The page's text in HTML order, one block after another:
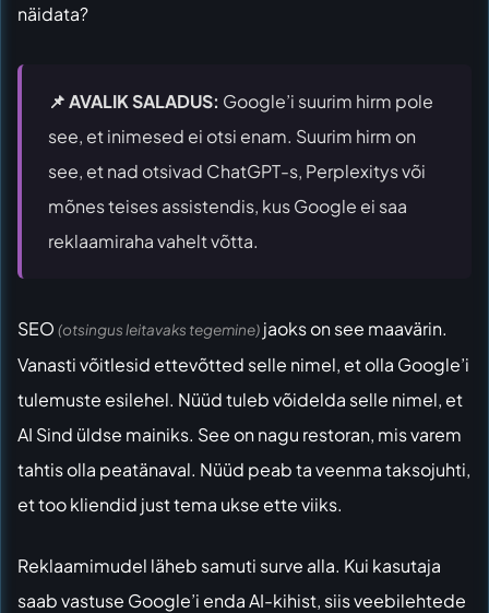
näidata?
📌 AVALIK SALADUS: Google’i suurim hirm pole
see, et inimesed ei otsi enam. Suurim hirm on
see, et nad otsivad ChatGPT-s, Perplexitys või
mõnes teises assistendis, kus Google ei saa
reklaamiraha vahelt võtta.
SEO (otsingus leitavaks tegemine) jaoks on see maavärin.
Vanasti võitlesid ettevõtted selle nimel, et olla Google’i
tulemuste esilehel. Nüüd tuleb võidelda selle nimel, et
AI Sind üldse mainiks. See on nagu restoran, mis varem
tahtis olla peatänaval. Nüüd peab ta veenma taksojuhti,
et too kliendid just tema ukse ette viiks.
Reklaamimudel läheb samuti surve alla. Kui kasutaja
saab vastuse Google’i enda AI-kihist, siis veebilehtede